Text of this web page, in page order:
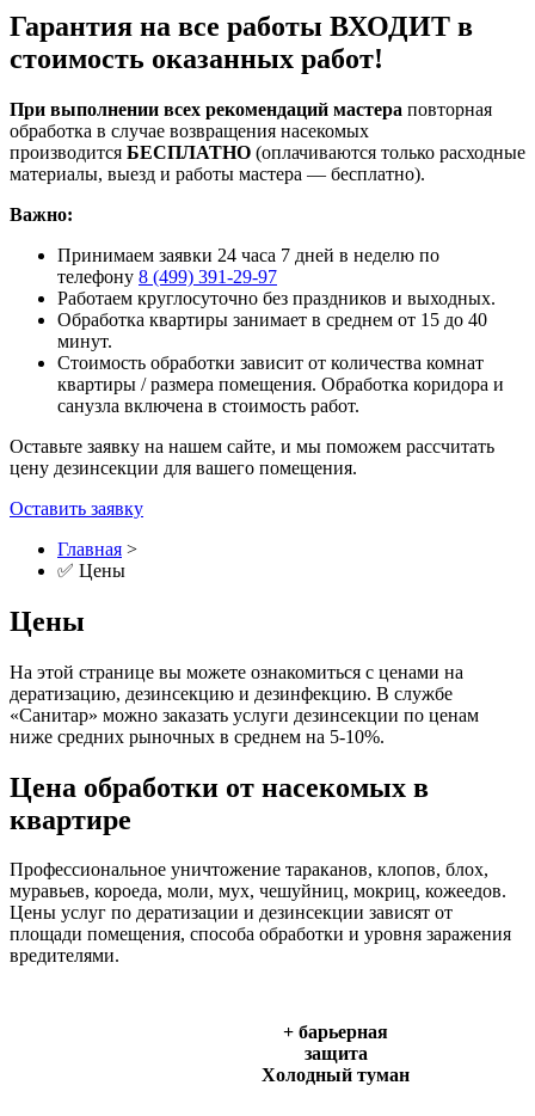
Гарантия на все работы ВХОДИТ в
стоимость оказанных работ!
При выполнении всех рекомендаций мастера повторная
обработка в случае возвращения насекомых
производится БЕСПЛАТНО (оплачиваются только расходные
материалы, выезд и работы мастера — бесплатно).
Важно:
Принимаем заявки 24 часа 7 дней в неделю по
телефону 8 (499) 391-29-97
Работаем круглосуточно без праздников и выходных.
Обработка квартиры занимает в среднем от 15 до 40
минут.
Стоимость обработки зависит от количества комнат
квартиры / размера помещения. Обработка коридора и
санузла включена в стоимость работ.
Оставьте заявку на нашем сайте, и мы поможем рассчитать
цену дезинсекции для вашего помещения.
Оставить заявку
Главная >
✅ Цены
Цены
На этой странице вы можете ознакомиться с ценами на
дератизацию, дезинсекцию и дезинфекцию. В службе
«Санитар» можно заказать услуги дезинсекции по ценам
ниже средних рыночных в среднем на 5-10%.
Цена обработки от насекомых в
квартире
Профессиональное уничтожение тараканов, клопов, блох,
муравьев, короеда, моли, мух, чешуйниц, мокриц, кожеедов.
Цены услуг по дератизации и дезинсекции зависят от
площади помещения, способа обработки и уровня заражения
вредителями.
+ барьерная
защита
Холодный туман